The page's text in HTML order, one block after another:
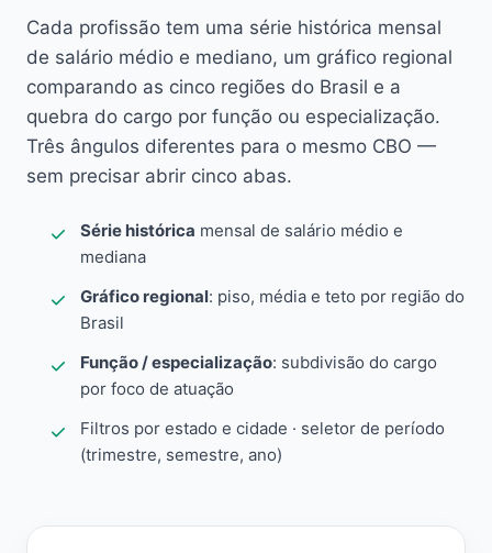
Cada profissão tem uma série histórica mensal
de salário médio e mediano, um gráfico regional
comparando as cinco regiões do Brasil e a
quebra do cargo por função ou especialização.
Três ângulos diferentes para o mesmo CBO —
sem precisar abrir cinco abas.
Série histórica mensal de salário médio e
mediana
Gráfico regional: piso, média e teto por região do
Brasil
Função / especialização: subdivisão do cargo
por foco de atuação
Filtros por estado e cidade · seletor de período
(trimestre, semestre, ano)